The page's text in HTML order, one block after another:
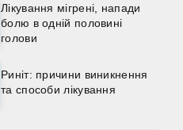
Лікування мігрені, напади
болю в одній половині
голови
Риніт: причини виникнення
та способи лікування